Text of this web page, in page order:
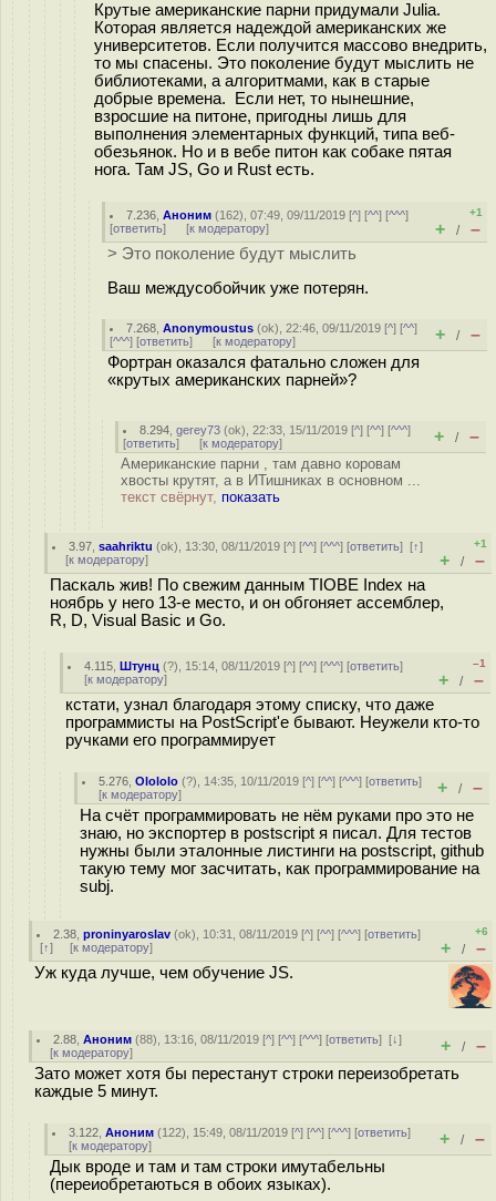
Крутые американские парни придумали Julia.
Которая является надеждой американских же
университетов. Если получится массово внедрить,
то мы спасены. Это поколение будут мыслить не
библиотеками, а алгоритмами, как в старые
добрые времена. Если нет, то нынешние,
взросшие на питоне, пригодны лишь для
выполнения элементарных функций, типа веб-
обезьянок. Но и в вебе питон как собаке пятая
нога. Там JS, Go и Rust есть.
7.236 ,Аноним (162), 07:49, 09/11/2019 [^] [^^] [^^^]
[ответить] [к модератору]
+1
+ / –
> Это поколение будут мыслить
Ваш междусобойчик уже потерян.
7.268 ,Anonymoustus (ok), 22:46, 09/11/2019 [^] [^^]
[^^^] [ответить] [к модератору] + / –
Фортран оказался фатально сложен для
«крутых американских парней»?
8.294 ,gerey73 (ok), 22:33, 15/11/2019 [^] [^^] [^^^]
[ответить] [к модератору] + / –
Американские парни , там давно коровам
хвосты крутят, а в ИТишниках в основном ...
текст свёрнут, показать
3.97 ,saahriktu (ok), 13:30, 08/11/2019 [^] [^^] [^^^] [ответить][↑]
[к модератору]
+1
+ / –
Паскаль жив! По свежим данным TIOBE Index на
ноябрь у него 13-е место, и он обгоняет ассемблер,
R, D, Visual Basic и Go.
4.115 ,Штунц (?), 15:14, 08/11/2019 [^] [^^] [^^^] [ответить]
[к модератору]
–1
+ / –
кстати, узнал благодаря этому списку, что даже
программисты на PostScript'е бывают. Неужели кто-то
ручками его программирует
5.276 ,Olololo (?), 14:35, 10/11/2019 [^] [^^] [^^^] [ответить]
[к модератору] + / –
На счёт программировать не нём руками про это не
знаю, но экспортер в postscript я писал. Для тестов
нужны были эталонные листинги на postscript, github
такую тему мог засчитать, как программирование на
subj.
2.38 ,proninyaroslav (ok), 10:31, 08/11/2019 [^] [^^] [^^^] [ответить]
[↑] [к модератору]
+6
+ / –
Уж куда лучше, чем обучение JS.
2.88 ,Аноним (88), 13:16, 08/11/2019 [^] [^^] [^^^] [ответить][↓]
[к модератору] + / –
Зато может хотя бы перестанут строки переизобретать
каждые 5 минут.
3.122 ,Аноним (122), 15:49, 08/11/2019 [^] [^^] [^^^] [ответить]
[к модератору] + / –
Дык вроде и там и там строки имутабельны
(переиобретаються в обоих языках).